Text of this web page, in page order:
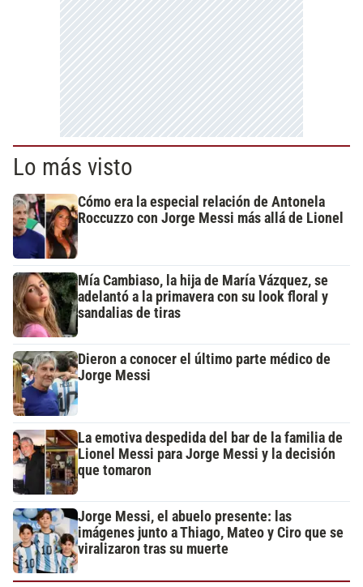
Lo más visto
Cómo era la especial relación de Antonela
Roccuzzo con Jorge Messi más allá de Lionel
Mía Cambiaso, la hija de María Vázquez, se
adelantó a la primavera con su look floral y
sandalias de tiras
Dieron a conocer el último parte médico de
Jorge Messi
La emotiva despedida del bar de la familia de
Lionel Messi para Jorge Messi y la decisión
que tomaron
Jorge Messi, el abuelo presente: las
imágenes junto a Thiago, Mateo y Ciro que se
viralizaron tras su muerte